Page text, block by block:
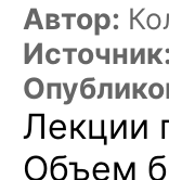
Автор:
Источник:
Лекции
Объем